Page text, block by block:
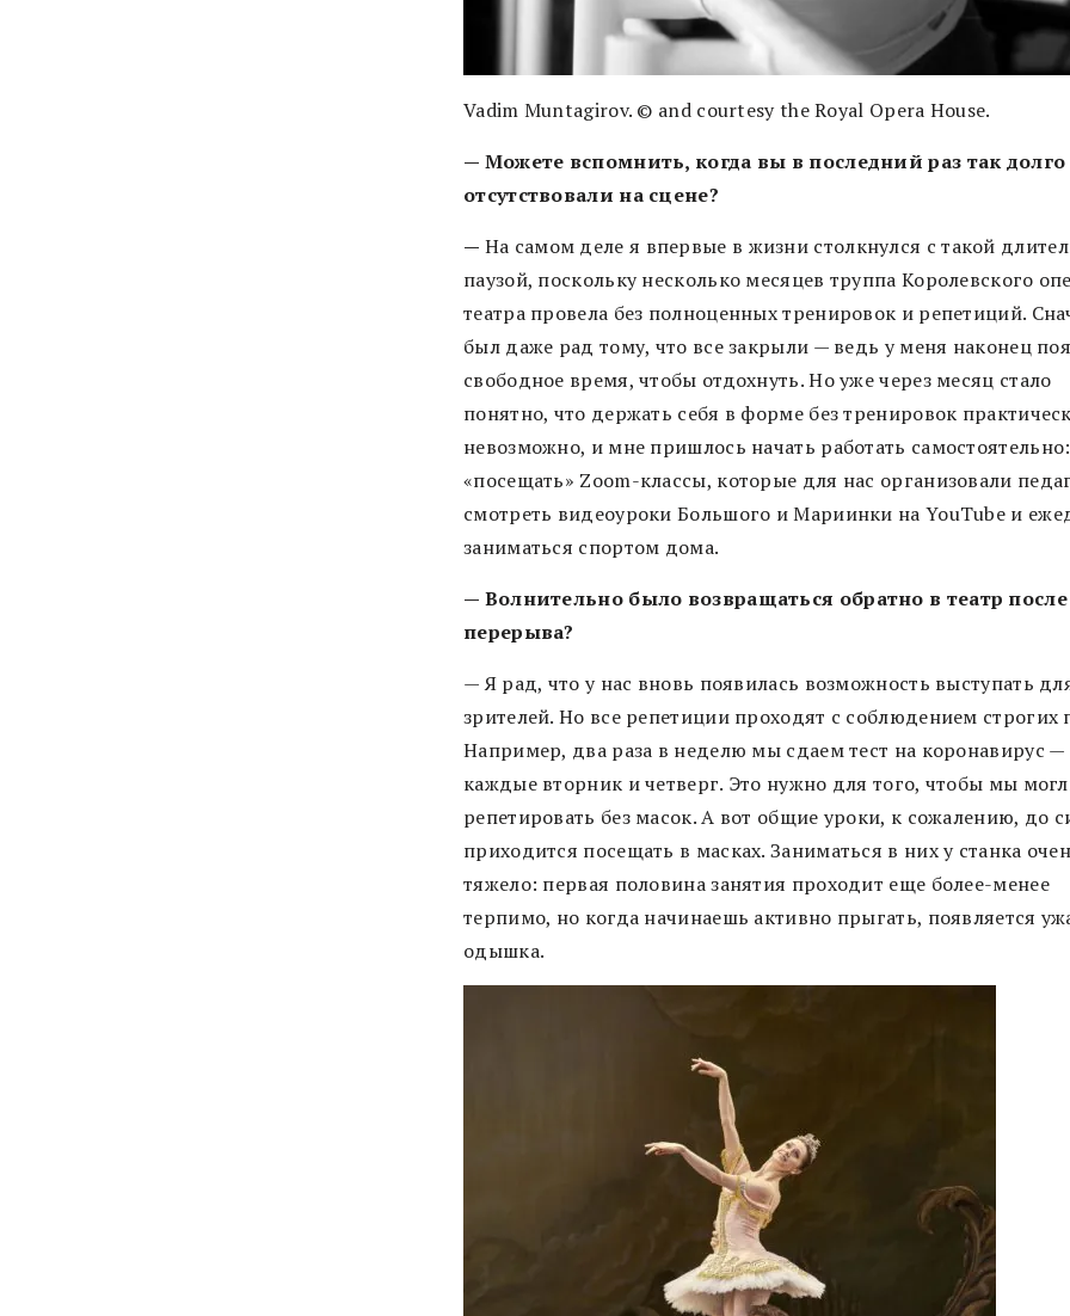
Vadim Muntagirov. © and courtesy the Royal Opera House.
— Можете вспомнить, когда вы в последний раз так долго
отсутствовали на сцене?
— На самом деле я впервые в жизни столкнулся с такой
паузой, поскольку несколько месяцев труппа Королевского
театра провела без полноценных тренировок и репетиций.
был даже рад тому, что все закрыли — ведь у меня наконец
свободное время, чтобы отдохнуть. Но уже через месяц стало
понятно, что держать себя в форме без тренировок
невозможно, и мне пришлось начать работать самостоятельно:
«посещать» Zoom-классы, которые для нас организовали
смотреть видеоуроки Большого и Мариинки на YouTube и
заниматься спортом дома.
— Волнительно было возвращаться обратно в театр после
перерыва?
— Я рад, что у нас вновь появилась возможность выступать
зрителей. Но все репетиции проходят с соблюдением строгих
Например, два раза в неделю мы сдаем тест на коронавирус —
каждые вторник и четверг. Это нужно для того, чтобы мы
репетировать без масок. А вот общие уроки, к сожалению, до
приходится посещать в масках. Заниматься в них у станка
тяжело: первая половина занятия проходит еще более-менее
терпимо, но когда начинаешь активно прыгать, появляется
одышка.